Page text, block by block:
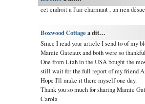
cet endroit a l'air charmant , un rien
Boxwood Cottagea dit…
Since I read your article I send to of my
Mamie Gateaux and both were so
One from Utah in the USA bought the
still wait for the full report of my friend
Hope I'll make it there myself one day.
Thank you so much for sharing Mamie
Carola